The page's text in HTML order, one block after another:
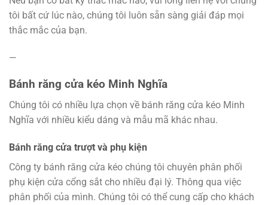
tôi bất cứ lúc nào, chúng tôi luôn sẵn sàng giải đáp mọi
thắc mắc của bạn.
—
Bánh răng cửa kéo Minh Nghĩa
Chúng tôi có nhiều lựa chọn về bánh răng cửa kéo Minh
Nghĩa với nhiều kiểu dáng và mẫu mã khác nhau.
Bánh răng cửa trượt và phụ kiện
Công ty bánh răng cửa kéo chúng tôi chuyên phân phối
phụ kiện cửa cổng sắt cho nhiều đại lý. Thông qua việc
phân phối của mình. Chúng tôi có thể cung cấp cho khách